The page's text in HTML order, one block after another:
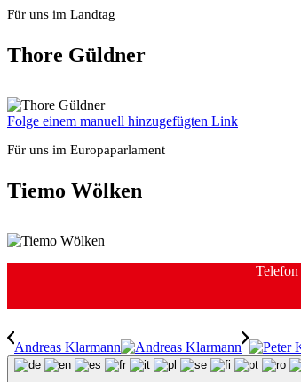
Für uns im Land­tag
Tho­re Güld­ner
Fol­ge einem manu­ell hin­zu­ge­füg­ten Link
Für uns im Euro­pa­par­la­ment
Tie­mo Wöl­ken
Tele­fon
Andre­as Klar­mann